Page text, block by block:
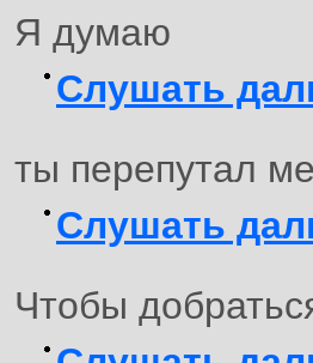
Я думаю
Слушать
ты перепутал
Слушать
Чтобы